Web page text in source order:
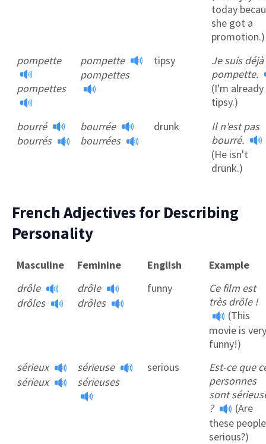
today
she got a
promotion.)
pompette
pompettes
pompette
pompettes
tipsy
Je suis déjà
pompette.
(I'm already
tipsy.)
bourré
bourrés
bourrée
bourrées
drunk
Il n'est pas
bourré.
(He isn't
drunk.)
French Adjectives for Describing
Personality
Masculine Feminine English
Example
drôle
drôles
drôle
drôles
funny
Ce film est
très drôle !
(This
movie is very
funny!)
sérieux
sérieux
sérieuse
sérieuses
serious
Est-ce que
personnes
sont
?
(Are
these people
serious?)